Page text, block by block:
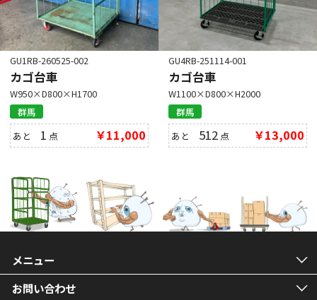
GU1RB-260525-002
カゴ台車
W950×D800×H1700
群馬
あと 1 点 ￥11,000
GU4RB-251114-001
カゴ台車
W1100×D800×H2000
群馬
あと 512 点 ￥13,000
メニュー
お問い合わせ